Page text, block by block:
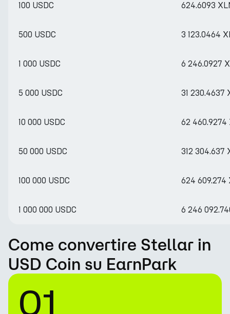
100 USDC 624.6093
500 USDC 3 123.0464
1 000 USDC 6 246.0927
5 000 USDC 31 230.4637
10 000 USDC 62 460.9274
50 000 USDC 312 304.637
100 000 USDC 624 609.274
1 000 000 USDC 6 246
Come convertire Stellar in
USD Coin su EarnPark
01